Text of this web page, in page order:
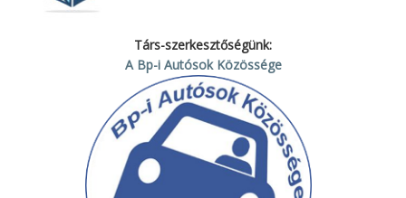
Társ-szerkesztőségünk:
A Bp-i Autósok Közössége